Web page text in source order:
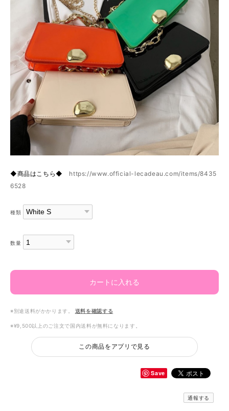
◆商品はこちら◆ https://www.official-lecadeau.com/items/8435
6528
種類
数量
カートに入れる
※別途送料がかかります。 送料を確認する
※¥9,500以上のご注文で国内送料が無料になります。
この商品をアプリで見る
Save
通報する